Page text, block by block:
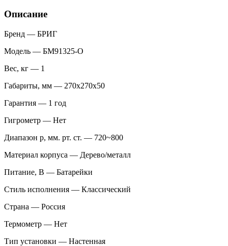
Описание
Бренд — БРИГ
Модель — БМ91325-О
Вес, кг — 1
Габариты, мм — 270x270x50
Гарантия — 1 год
Гигрометр — Нет
Диапазон p, мм. рт. ст. — 720~800
Материал корпуса — Дерево/металл
Питание, В — Батарейки
Стиль исполнения — Классический
Страна — Россия
Термометр — Нет
Тип установки — Настенная